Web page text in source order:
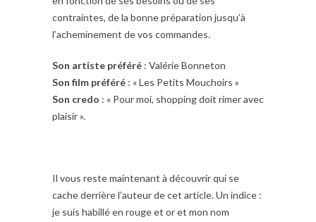
contraintes, de la bonne préparation jusqu’à
l’acheminement de vos commandes.
Son artiste préféré : Valérie Bonneton
Son film préféré : « Les Petits Mouchoirs »
Son credo : « Pour moi, shopping doit rimer avec
plaisir ».
Il vous reste maintenant à découvrir qui se
cache derrière l’auteur de cet article. Un indice :
je suis habillé en rouge et or et mon nom